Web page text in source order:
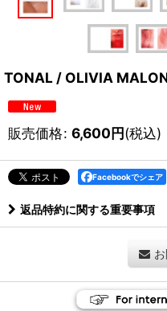
TONAL / OLIVIA
販売価格: 6,600円(税込)
Facebookでシェア
返品特約に関する重要事項